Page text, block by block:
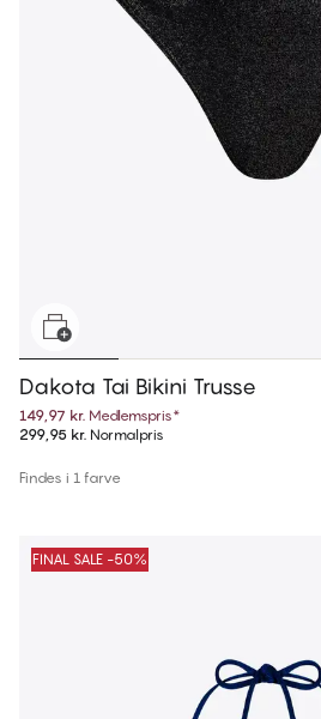
Dakota Tai Bikini Trusse
149,97 kr. Medlemspris*
299,95 kr. Normalpris
Findes i 1 farve
FINAL SALE -50%